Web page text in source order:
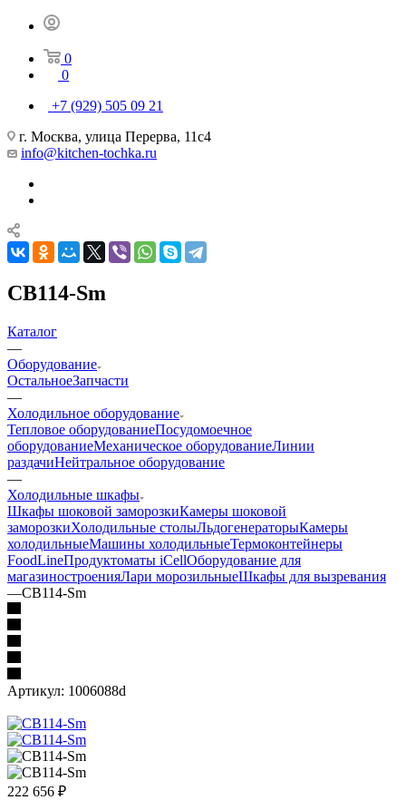
0
0
+7 (929) 505 09 21
г. Москва, улица Перерва, 11с4
info@kitchen-tochka.ru
CB114-Sm
Каталог
—
Оборудование
ОстальноеЗапчасти
—
Холодильное оборудование
Тепловое оборудованиеПосудомоечное
оборудованиеМеханическое оборудованиеЛинии
раздачиНейтральное оборудование
—
Холодильные шкафы
Шкафы шоковой заморозкиКамеры шоковой
заморозкиХолодильные столыЛьдогенераторыКамеры
холодильныеМашины холодильныеТермоконтейнеры
FoodLineПродуктоматы iCellОборудование для
магазиностроенияЛари морозильныеШкафы для вызревания
—CB114-Sm
Артикул: 1006088d
222 656 ₽